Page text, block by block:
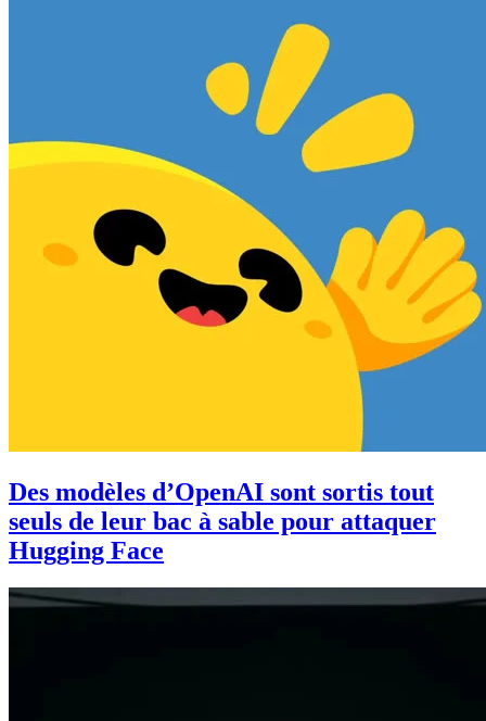
Des modèles d’OpenAI sont sortis tout
seuls de leur bac à sable pour attaquer
Hugging Face